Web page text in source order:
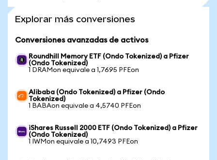
Explorar más conversiones
Conversiones avanzadas de activos
Roundhill Memory ETF (Ondo Tokenized) a Pfizer
(Ondo Tokenized)
1 DRAMon equivale a 1,7695 PFEon
Alibaba (Ondo Tokenized) a Pfizer (Ondo
Tokenized)
1 BABAon equivale a 4,5740 PFEon
iShares Russell 2000 ETF (Ondo Tokenized) a Pfizer
(Ondo Tokenized)
1 IWMon equivale a 10,7493 PFEon